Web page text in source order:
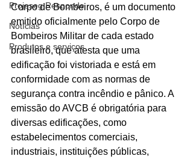
Ligações de 8h as 17h
WhatsApp de 8h as 12h
Siga nosso facebook
Projeseg Responde
Notícias
Produtos e serviços
Corpo de Bombeiros, é um documento
emitido oficialmente pelo Corpo de
Bombeiros Militar de cada estado
brasileiro, que atesta que uma
edificação foi vistoriada e está em
conformidade com as normas de
segurança contra incêndio e pânico. A
emissão do AVCB é obrigatória para
diversas edificações, como
estabelecimentos comerciais,
industriais, instituições públicas,